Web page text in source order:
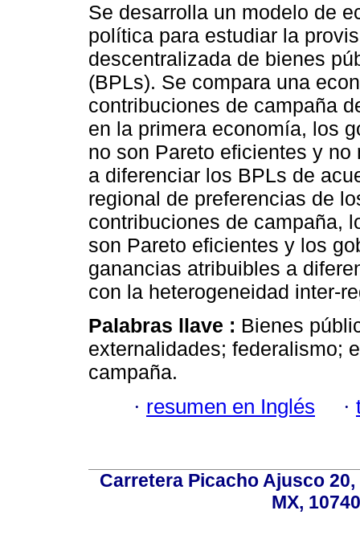
Se desarrolla un modelo de
política para estudiar la
descentralizada de bienes
(BPLs). Se compara una
contribuciones de campaña
en la primera economía, los
no son Pareto eficientes y
a diferenciar los BPLs de
regional de preferencias de
contribuciones de campaña,
son Pareto eficientes y los
ganancias atribuibles a
con la heterogeneidad inter-
Palabras llave : Bienes
externalidades; federalismo;
campaña.
· resumen en Inglés ·
Carretera Picacho Ajusco
MX,